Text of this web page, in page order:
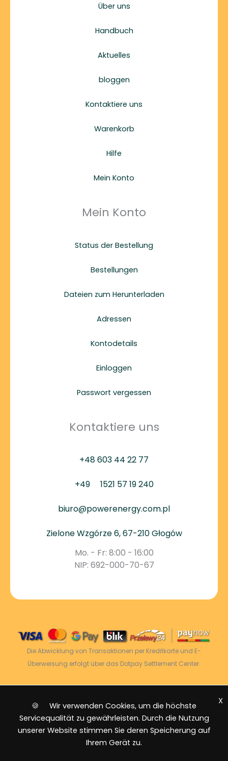
Über uns
Handbuch
Aktuelles
bloggen
Kontaktiere uns
Warenkorb
Hilfe
Mein Konto
Mein Konto
Status der Bestellung
Bestellungen
Dateien zum Herunterladen
Adressen
Kontodetails
Einloggen
Passwort vergessen
Kontaktiere uns
+48 603 44 22 77
+49 1521 57 19 240
biuro@powerenergy.com.pl
Zielone Wzgórze 6, 67-210 Głogów
Mo. - Fr: 8:00 - 16:00
NIP: 692-000-70-67
Die Abwicklung von Transaktionen per Kreditkarte und E-
Überweisung erfolgt über das Dotpay Settlement Center.
2026 © Power Energy - Alle Rechte vorbehalten
Sitemap
🍪 Wir verwenden Cookies, um die höchste
Servicequalität zu gewährleisten. Durch die Nutzung
unserer Website stimmen Sie deren Speicherung auf
Ihrem Gerät zu.
X